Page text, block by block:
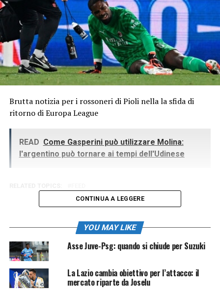
Brutta notizia per i rossoneri di Pioli nella la sfida di
ritorno di Europa League
READ Come Gasperini può utilizzare Molina:
l'argentino può tornare ai tempi dell'Udinese
CONTINUA A LEGGERE
YOU MAY LIKE
Asse Juve-Psg: quando si chiude per Suzuki
La Lazio cambia obiettivo per l’attacco: il
mercato riparte da Joselu